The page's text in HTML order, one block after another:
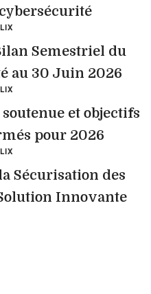
Semestriel du
au 30 Juin 2026
et objectifs
pour 2026
Sécurisation des
Innovante